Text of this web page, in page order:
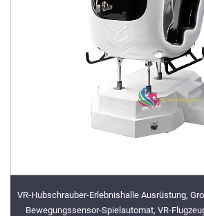
VR-Hubschrauber-Erlebnishalle Ausrüstung,
Bewegungssensor-Spielautomat, VR-